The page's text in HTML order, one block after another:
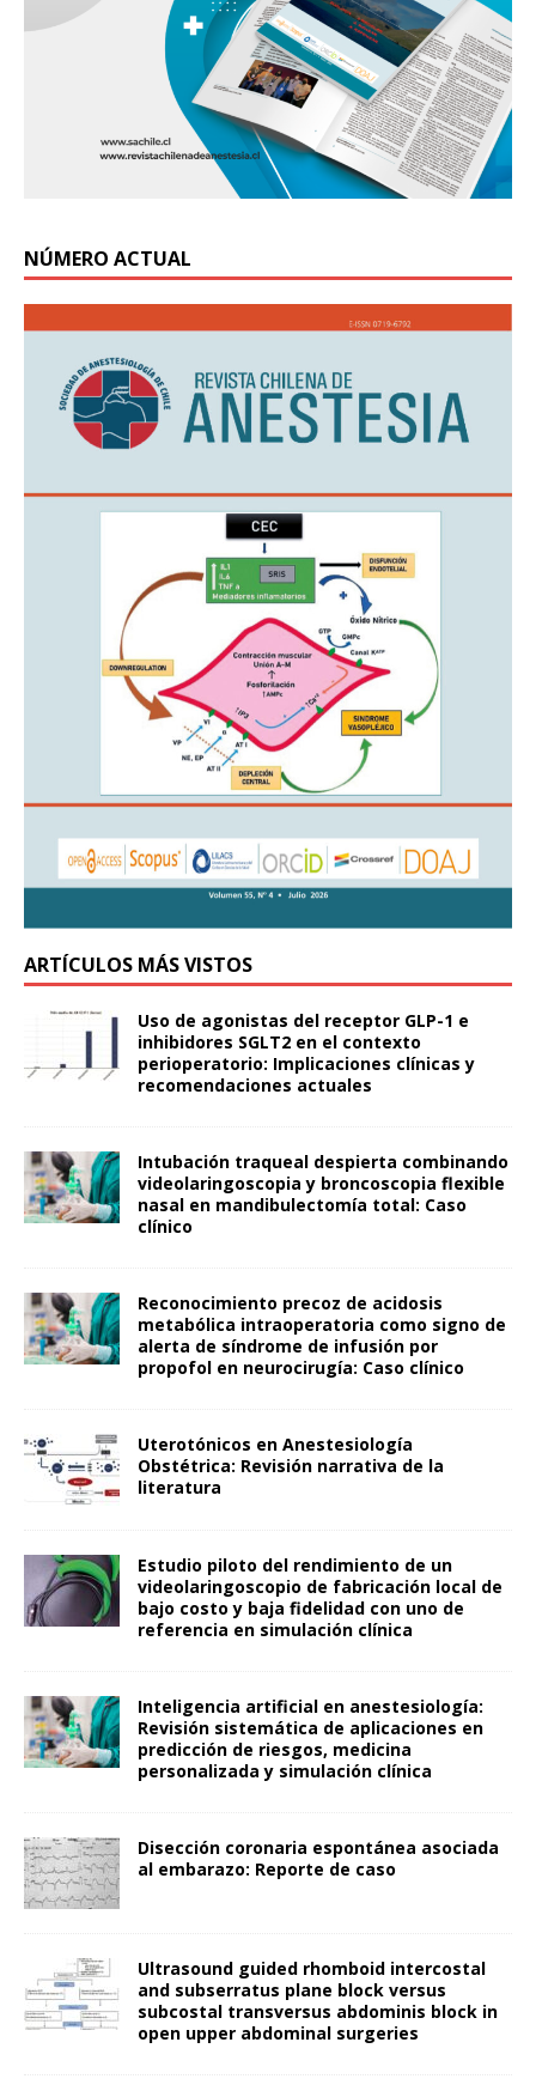
NÚMERO ACTUAL
ARTÍCULOS MÁS VISTOS
Uso de agonistas del receptor GLP-1 e
inhibidores SGLT2 en el contexto
perioperatorio: Implicaciones clínicas y
recomendaciones actuales
Intubación traqueal despierta combinando
videolaringoscopia y broncoscopia flexible
nasal en mandibulectomía total: Caso
clínico
Reconocimiento precoz de acidosis
metabólica intraoperatoria como signo de
alerta de síndrome de infusión por
propofol en neurocirugía: Caso clínico
Uterotónicos en Anestesiología
Obstétrica: Revisión narrativa de la
literatura
Estudio piloto del rendimiento de un
videolaringoscopio de fabricación local de
bajo costo y baja fidelidad con uno de
referencia en simulación clínica
Inteligencia artificial en anestesiología:
Revisión sistemática de aplicaciones en
predicción de riesgos, medicina
personalizada y simulación clínica
Disección coronaria espontánea asociada
al embarazo: Reporte de caso
Ultrasound guided rhomboid intercostal
and subserratus plane block versus
subcostal transversus abdominis block in
open upper abdominal surgeries